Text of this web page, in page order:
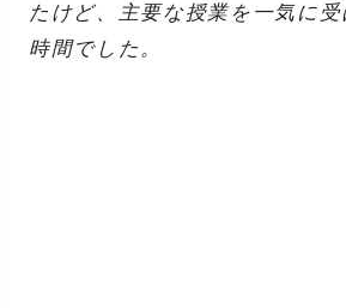
たけど、主要な授業を一気に
時間でした。